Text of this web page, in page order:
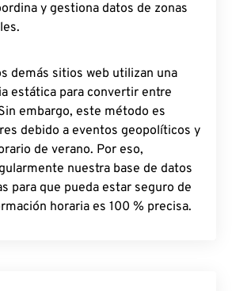
y gestiona datos de zonas
demás sitios web utilizan una
estática para convertir entre
embargo, este método es
debido a eventos geopolíticos y
de verano. Por eso,
nuestra base de datos
para que pueda estar seguro de
horaria es 100 % precisa.